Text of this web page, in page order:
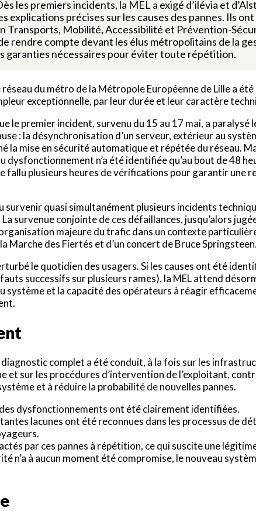
les premiers incidents, la MEL a exigé d’ilévia et
explications précises sur les causes des pannes. Ils
Transports, Mobilité, Accessibilité et Prévention-
rendre compte devant les élus métropolitains de la
garanties nécessaires pour éviter toute répétition.
réseau du métro de la Métropole Européenne de Lille a
exceptionnelle, par leur durée et leur caractère
le premier incident, survenu du 15 au 17 mai, a paralysé
: la désynchronisation d’un serveur, extérieur au
la mise en sécurité automatique et répétée du réseau.
dysfonctionnement n’a été identifiée qu’au bout de 48
fallu plusieurs heures de vérifications pour garantir une
survenir quasi simultanément plusieurs incidents
survenue conjointe de ces défaillances, jusqu’alors
majeure du trafic dans un contexte
Marche des Fiertés et d’un concert de Bruce Springsteen.
le quotidien des usagers. Si les causes ont été
successifs sur plusieurs rames), la MEL attend
système et la capacité des opérateurs à réagir
diagnostic complet a été conduit, à la fois sur les
et sur les procédures d’intervention de l’exploitant,
et à réduire la probabilité de nouvelles pannes.
dysfonctionnements ont été clairement identifiées.
lacunes ont été reconnues dans les processus de
par ces pannes à répétition, ce qui suscite une
n’a à aucun moment été compromise, le nouveau